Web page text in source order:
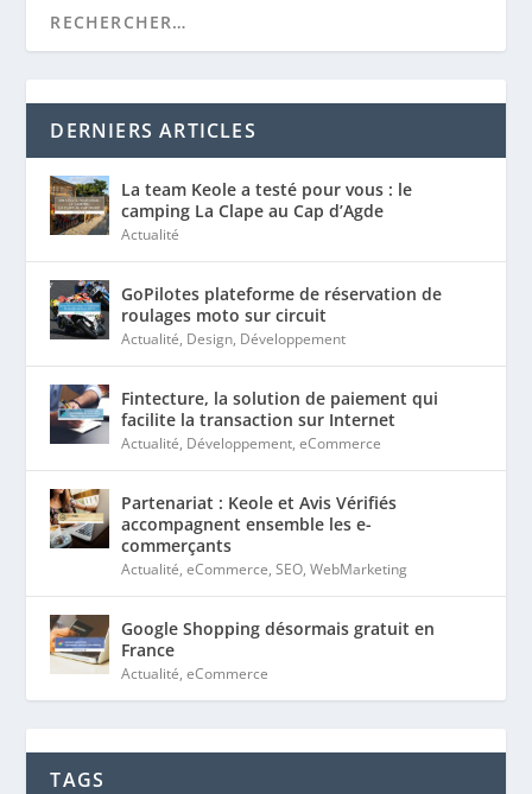
DERNIERS ARTICLES
La team Keole a testé pour vous : le
camping La Clape au Cap d’Agde
Actualité
GoPilotes plateforme de réservation de
roulages moto sur circuit
Actualité, Design, Développement
Fintecture, la solution de paiement qui
facilite la transaction sur Internet
Actualité, Développement,eCommerce
Partenariat : Keole et Avis Vérifiés
accompagnent ensemble les e-
commerçants
Actualité,eCommerce,SEO,WebMarketing
Google Shopping désormais gratuit en
France
Actualité,eCommerce
TAGS